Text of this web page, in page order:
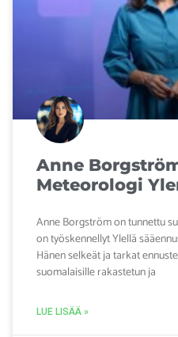
Anne
Meteorologi
Anne Borgström on tunnettu
on työskennellyt Ylellä
Hänen selkeät ja tarkat
suomalaisille rakastetun ja
LUE LISÄÄ »